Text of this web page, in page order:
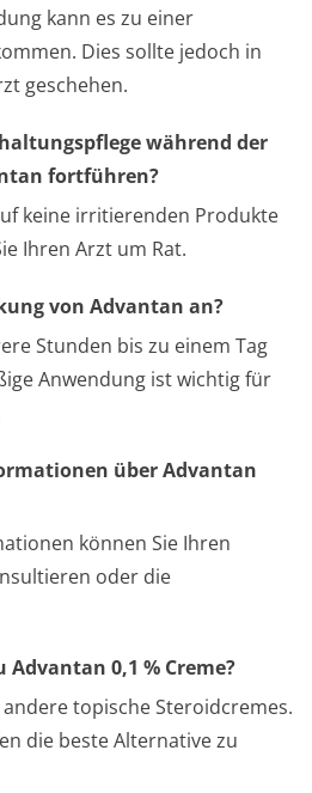
kann es zu einer
Dies sollte jedoch in
geschehen.
während der
fortführen?
keine irritierenden Produkte
Ihren Arzt um Rat.
von Advantan an?
Stunden bis zu einem Tag
Anwendung ist wichtig für
über Advantan
können Sie Ihren
oder die
0,1 % Creme?
andere topische Steroidcremes.
die beste Alternative zu